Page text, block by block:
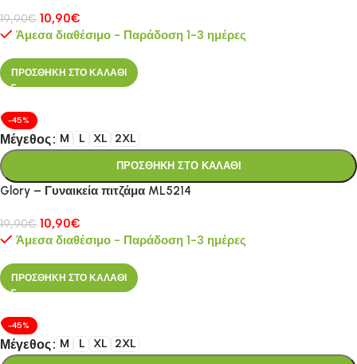
19,90€ 10,90€
Άμεσα διαθέσιμο - Παράδοση 1-3 ημέρες
ΠΡΟΣΘΗΚΗ ΣΤΟ ΚΑΛΑΘΙ
-45%
Μέγεθος M L XL 2XL
ΠΡΟΣΘΗΚΗ ΣΤΟ ΚΑΛΑΘΙ
Glory – Γυναικεία πιτζάμα ML5214
19,90€ 10,90€
Άμεσα διαθέσιμο - Παράδοση 1-3 ημέρες
ΠΡΟΣΘΗΚΗ ΣΤΟ ΚΑΛΑΘΙ
-45%
Μέγεθος M L XL 2XL